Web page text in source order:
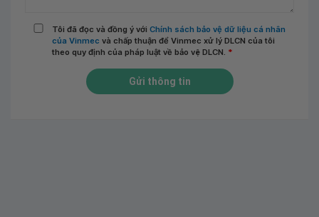
Tôi đã đọc và đồng ý với Chính sách bảo vệ dữ liệu cá nhân
của Vinmec và chấp thuận để Vinmec xử lý DLCN của tôi
theo quy định của pháp luật về bảo vệ DLCN. *
Gửi thông tin